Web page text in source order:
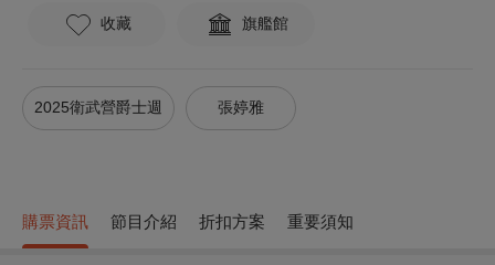
收藏 旗艦館
2025衛武營爵士週 張婷雅
購票資訊 節目介紹 折扣方案 重要須知